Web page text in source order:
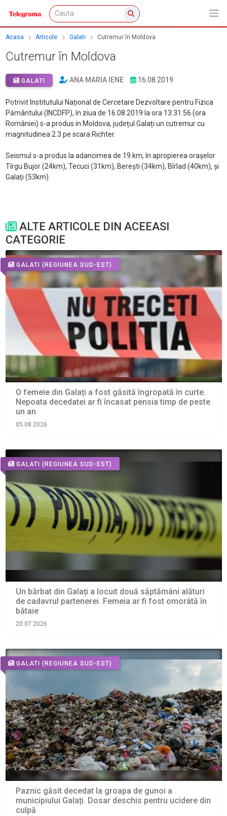
Acasa Articole Galati Cutremur în Moldova
Cutremur în Moldova
GALATI ANA MARIA IENE 16.08.2019
Potrivit Institutului Național de Cercetare Dezvoltare pentru Fizica
Pământului (INCDFP), în ziua de 16.08.2019 la ora 13:31:56 (ora
României) s-a produs in Moldova, județul Galați un cutremur cu
magnitudinea 2.3 pe scara Richter.
Seismul s-a produs la adancimea de 19 km, în apropierea orașelor
Tîrgu Bujor (24km), Tecuci (31km), Berești (34km), Bîrlad (40km), și
Galați (53km).
ALTE ARTICOLE DIN ACEEASI
CATEGORIE
GALATI (REGIUNEA SUD-EST)
O femeie din Galați a fost găsită îngropată în curte.
Nepoata decedatei ar fi încasat pensia timp de peste
un an
05.08.2026
GALATI (REGIUNEA SUD-EST)
Un bărbat din Galați a locuit două săptămâni alături
de cadavrul partenerei. Femeia ar fi fost omorâtă în
bătaie
20.07.2026
GALATI (REGIUNEA SUD-EST)
Paznic găsit decedat la groapa de gunoi a
municipiului Galați. Dosar deschis pentru ucidere din
culpă